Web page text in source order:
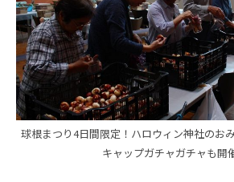
球根まつり4日間限定！ハロウィン神社のお
キャップガチャガチャも開